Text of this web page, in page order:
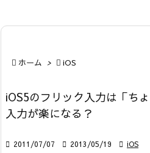
 ホーム >  iOS
iOS5のフリック入力は「ち
入力が楽になる？
 2011/07/07  2013/05/19  iOS